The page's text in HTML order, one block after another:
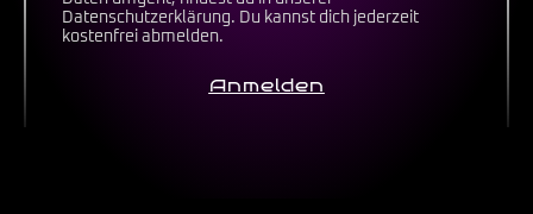
Datenschutzerklärung. Du kannst dich jederzeit
kostenfrei abmelden.
Anmelden